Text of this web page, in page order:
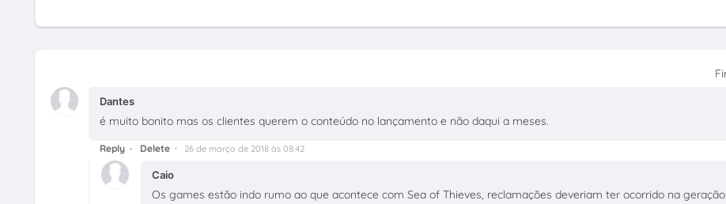
Dantes
é muito bonito mas os clientes querem o conteúdo no lançamento e não daqui a meses.
Reply Delete 26 de março de 2018 às 08:42
Caio
Os games estão indo rumo ao que acontece com Sea of Thieves, reclamações deveriam ter ocorrido na geração